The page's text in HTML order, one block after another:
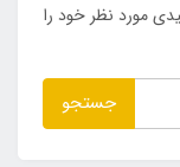
مورد نظر خود را
جستجو